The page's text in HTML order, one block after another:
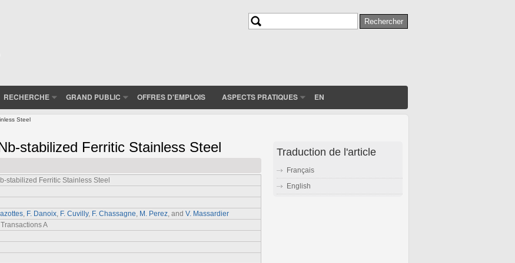
Rechercher
RECHERCHE GRAND PUBLIC OFFRES D'EMPLOIS ASPECTS PRATIQUES EN
Steel
stabilized Ferritic Stainless Steel
stabilized Ferritic Stainless Steel
F. Danoix F. Cuvilly, F. Chassagne M. Perez , and V. Massardier
A
Traduction de l'article
Français
English